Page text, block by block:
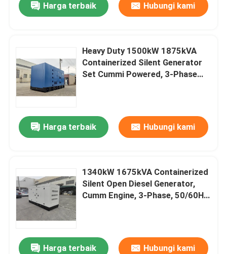
Harga terbaik Hubungi kami
Heavy Duty 1500kW 1875kVA
Containerized Silent Generator
Set Cummi Powered, 3-Phase
Harga terbaik Hubungi kami
1340kW 1675kVA Containerized
Silent Open Diesel Generator,
Cumm Engine, 3-Phase, 50/60Hz,
Harga terbaik Hubungi kami